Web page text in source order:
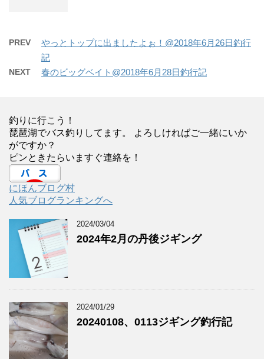
PREV
やっとトップに出ましたよぉ！@2018年6月26日釣行
記
NEXT 春のビッグベイト@2018年6月28日釣行記
釣りに行こう！
琵琶湖でバス釣りしてます。 よろしければご一緒にいか
がですか？
ピンときたらいますぐ連絡を！
にほんブログ村
人気ブログランキングへ
2024/03/04
2024年2月の丹後ジギング
2024/01/29
20240108、0113ジギング釣行記